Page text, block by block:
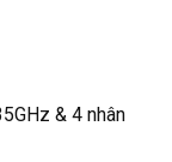
& 4 nhân